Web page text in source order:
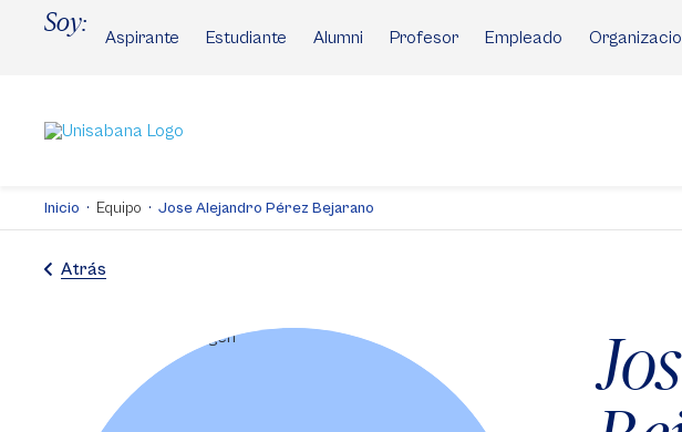
Soy:
Aspirante Estudiante Alumni Profesor Empleado
Inicio Equipo Jose Alejandro Pérez Bejarano
Atrás